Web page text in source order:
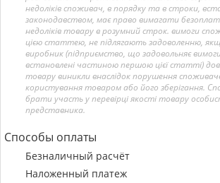
недоліків споживач, в порядку та в строки,
законодавством, має право вимагати
недоліків товару в розумний строк. вимоги
цією статтею, не підлягають задоволенню,
виробник (підприємство, що задовольняє
встановлені частиною першою цієї статті)
товару виникли внаслідок порушення
користування товаром або його зберігання.
брати участь у перевірці якості товару
представника.
Способы оплаты
Безналичный расчёт
Наложенный платеж